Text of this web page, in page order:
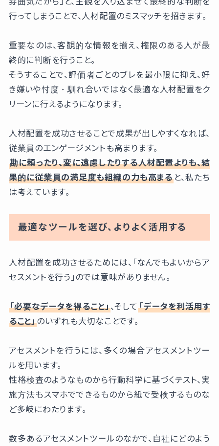
行ってしまうことで、人材配置のミスマッチを招きます。
重要なのは、客観的な情報を揃え、権限のある人が最
終的に判断を行うこと。
そうすることで、評価者ごとのブレを最小限に抑え、好
き嫌いや忖度・馴れ合いではなく最適な人材配置をク
リーンに行えるようになります。
人材配置を成功させることで成果が出しやすくなれば、
従業員のエンゲージメントも高まります。
勘に頼ったり、変に遠慮したりする人材配置よりも、結
果的に従業員の満足度も組織の力も高まる と、私たち
は考えています。
最適なツールを選び、よりよく活用する
人材配置を成功させるためには、「なんでもよいからア
セスメントを行う」のでは意味がありません。
「必要なデータを得ること」、そして「データを利活用す
ること」のいずれも大切なことです。
アセスメントを行うには、多くの場合アセスメントツー
ルを用います。
性格検査のようなものから行動科学に基づくテスト、実
施方法もスマホでできるものから紙で受検するものな
ど多岐にわたります。
数多あるアセスメントツールのなかで、自社にどのよう